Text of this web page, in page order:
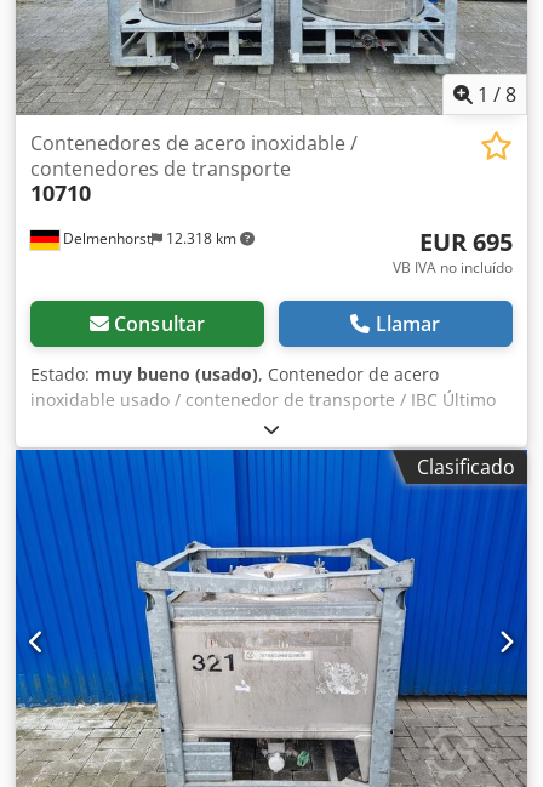
1 /8
Delmenhorst 12.318 km
Contenedores de acero inoxidable /
contenedores de transporte
10710
EUR 695
VB IVA no incluído
Consultar Llamar
Estado: muy bueno (usado), Contenedor de acero
inoxidable usado / contenedor de transporte / IBC Último
uso: pintura/barniz Dedpfx Aordwyxonyewa Número de
artículo: 10710 Volumen: 1000 litros Tipo: Vertical en
bastidor apilable galvanizado Altura de los pies: 100mm
Material (partes húmedas): 14301 / AISI 304 Boca de
hombre: Ø 400mm Diseño: Pared simple Presión de
funcionamiento según placa de características: ATM
Dimensiones del depósito: Altura total: 1670mm Longitud
total: 1200mm Anchura total: 1100 mm Materiales: Interior:
14301 / AISI 304 Partes exteriores: Acero galvanizado
Equipamiento: Placa de características: No Diámetro caño:
50mm Válvula de salida: Válvula de bola Distancia desagüe
al suelo: 220mm
Clasificado